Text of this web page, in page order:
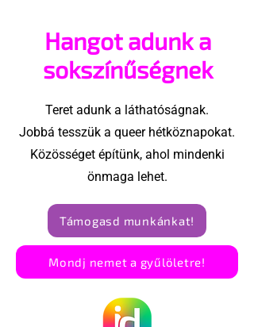
Hangot adunk a
sokszínűségnek
Teret adunk a láthatóságnak.
Jobbá tesszük a queer hétköznapokat.
Közösséget építünk, ahol mindenki
önmaga lehet.
Támogasd munkánkat!
Mondj nemet a gyűlöletre!